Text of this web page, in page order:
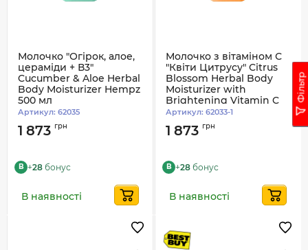
Фільтр
Молочко "Огірок, алое,
цераміди + В3"
Cucumber & Aloe Herbal
Body Moisturizer Hempz
500 мл
Артикул: 62035
1 873 грн
B +28 бонус
В наявності
Молочко з вітаміном С
"Квіти Цитрусу" Citrus
Blossom Herbal Body
Moisturizer with
Brightening Vitamin C
Hempz 500 ml
Артикул: 62033-1
1 873 грн
B +28 бонус
В наявності